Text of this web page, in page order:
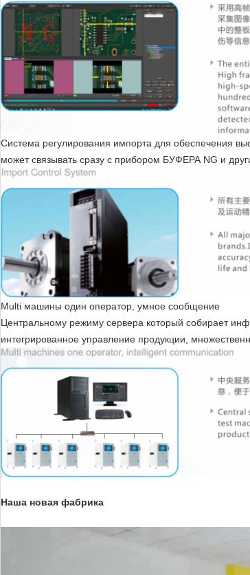
Система регулирования импорта для обеспечения
может связывать сразу с прибором БУФЕРА NG и
Multi машины один оператор, умное сообщение
Центральному режиму сервера который собирает
интегрированное управление продукции,
Наша новая фабрика